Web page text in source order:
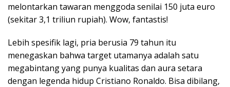
melontarkan tawaran menggoda senilai 150 juta euro
(sekitar 3,1 triliun rupiah). Wow, fantastis!
Lebih spesifik lagi, pria berusia 79 tahun itu
menegaskan bahwa target utamanya adalah satu
megabintang yang punya kualitas dan aura setara
dengan legenda hidup Cristiano Ronaldo. Bisa dibilang,